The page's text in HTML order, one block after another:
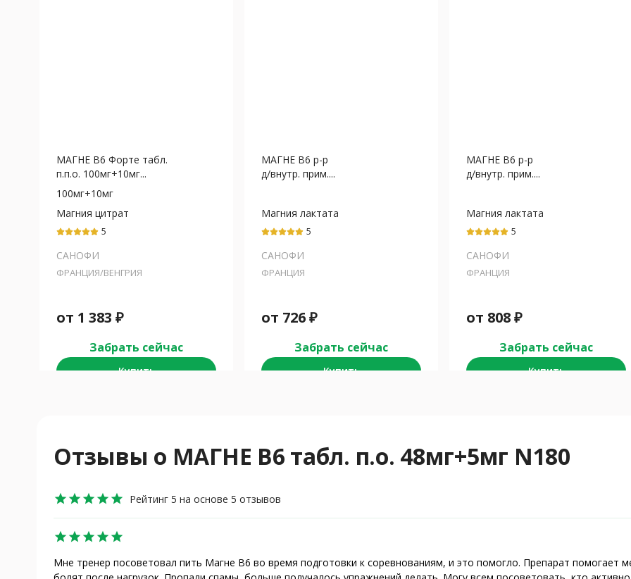
МАГНЕ В6 Форте табл.
п.п.о. 100мг+10мг...
100мг+10мг
Магния цитрат
5
САНОФИ
ФРАНЦИЯ/ВЕНГРИЯ
от 1 383 ₽
Забрать сейчас
Купить
МАГНЕ В6 р-р
д/внутр. прим....
Магния лактата
дигидрат 5
САНОФИ
ФРАНЦИЯ
от 726₽
Забрать сейчас
Купить
МАГНЕ В6 р-р
д/внутр. прим....
Магния лактата
дигидрат 5
САНОФИ
ФРАНЦИЯ
от 808₽
Забрать сейчас
Купить
Отзывы о МАГНЕ В6 табл. п.о. 48мг+5мг N180
star star star star star Рейтинг 5 на основе 5 отзывов
star star star star star
Мне тренер посоветовал пить Магне В6 во время подготовки к соревнованиям, и это помогло. Препарат